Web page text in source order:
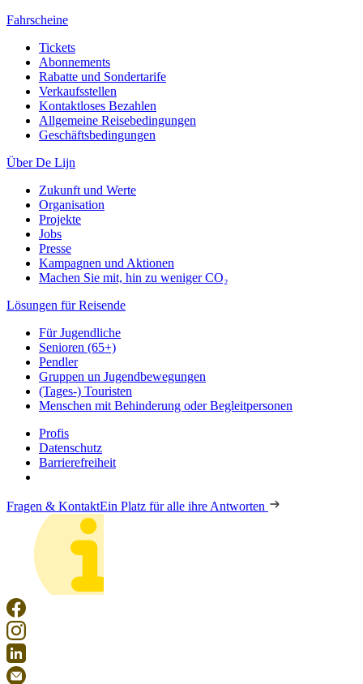
Fahrscheine
Tickets
Abonnements
Rabatte und Sondertarife
Verkaufsstellen
Kontaktloses Bezahlen
Allgemeine Reisebedingungen
Geschäftsbedingungen
Über De Lijn
Zukunft und Werte
Organisation
Projekte
Jobs
Presse
Kampagnen und Aktionen
Machen Sie mit, hin zu weniger CO₂
Lösungen für Reisende
Für Jugendliche
Senioren (65+)
Pendler
Gruppen un Jugendbewegungen
(Tages-) Touristen
Menschen mit Behinderung oder Begleitpersonen
Profis
Datenschutz
Barrierefreiheit
Fragen & KontaktEin Platz für alle ihre Antworten